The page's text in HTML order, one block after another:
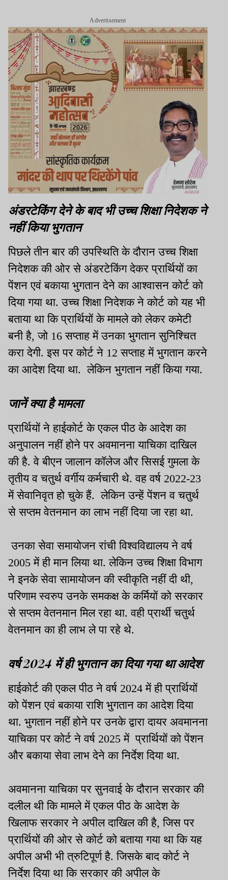
Advertisement
अंडरटेकिंग देने के बाद भी उच्च शिक्षा निदेशक ने
नहीं किया भुगतान
पिछले तीन बार की उपस्थिति के दौरान उच्च शिक्षा
निदेशक की ओर से अंडरटेकिंग देकर प्रार्थियों का
पेंशन एवं बकाया भुगतान देने का आश्वासन कोर्ट को
दिया गया था. उच्च शिक्षा निदेशक ने कोर्ट को यह भी
बताया था कि प्रार्थियों के मामले को लेकर कमेटी
बनी है, जो 16 सप्ताह में उनका भुगतान सुनिश्चित
करा देगी. इस पर कोर्ट ने 12 सप्ताह में भुगतान करने
का आदेश दिया था. लेकिन भुगतान नहीं किया गया.
जानें क्या है मामला
प्रार्थियों ने हाईकोर्ट के एकल पीठ के आदेश का
अनुपालन नहीं होने पर अवमानना याचिका दाखिल
की है. वे बीएन जालान कॉलेज और सिसई गुमला के
तृतीय व चतुर्थ वर्गीय कर्मचारी थे. वह वर्ष 2022-23
में सेवानिवृत हो चुके हैं. लेकिन उन्हें पेंशन व चतुर्थ
से सप्तम वेतनमान का लाभ नहीं दिया जा रहा था.
उनका सेवा समायोजन रांची विश्वविद्यालय ने वर्ष
2005 में ही मान लिया था. लेकिन उच्च शिक्षा विभाग
ने इनके सेवा सामायोजन की स्वीकृति नहीं दी थी,
परिणाम स्वरुप उनके समकक्ष के कर्मियों को सरकार
से सप्तम वेतनमान मिल रहा था. वही प्रार्थी चतुर्थ
वेतनमान का ही लाभ ले पा रहे थे.
वर्ष 2024 में ही भुगतान का दिया गया था आदेश
हाईकोर्ट की एकल पीठ ने वर्ष 2024 में ही प्रार्थियों
को पेंशन एवं बकाया राशि भुगतान का आदेश दिया
था. भुगतान नहीं होने पर उनके द्वारा दायर अवमानना
याचिका पर कोर्ट ने वर्ष 2025 में प्रार्थियों को पेंशन
और बकाया सेवा लाभ देने का निर्देश दिया था.
अवमानना याचिका पर सुनवाई के दौरान सरकार की
दलील थी कि मामले में एकल पीठ के आदेश के
खिलाफ सरकार ने अपील दाखिल की है, जिस पर
प्रार्थियों की ओर से कोर्ट को बताया गया था कि यह
अपील अभी भी त्रुटिपूर्ण है. जिसके बाद कोर्ट ने
निर्देश दिया था कि सरकार की अपील के